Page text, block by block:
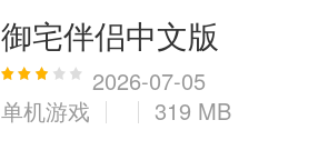
御宅伴侣中文版
2026-07-05
单机游戏
319 MB